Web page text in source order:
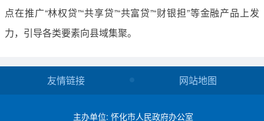
点在推广“林权贷”“共享贷”“共富贷”“财银担”等金融产品上发
力，引导各类要素向县域集聚。
友情链接 网站地图
主办单位: 怀化市人民政府办公室